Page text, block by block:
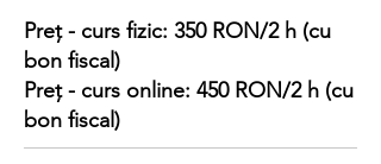
Preț - curs fizic: 350 RON/2 h (cu
bon fiscal)
Preț - curs online: 450 RON/2 h (cu
bon fiscal)